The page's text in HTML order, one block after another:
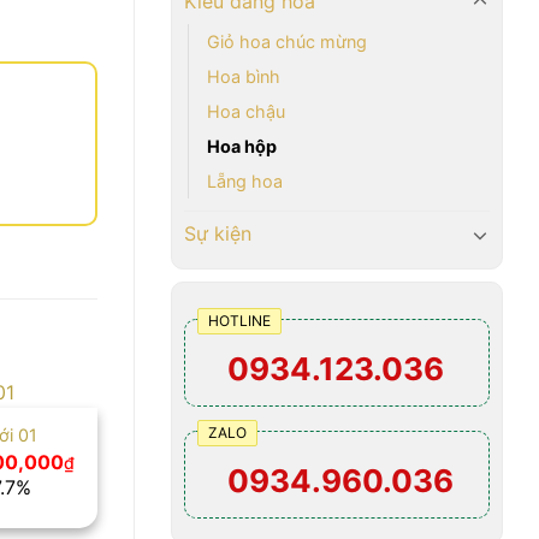
Giỏ hoa chúc mừng
Hoa bình
Hoa chậu
Hoa hộp
Lẵng hoa
Sự kiện
HOTLINE
0934.123.036
ZALO
0934.960.036
01
₫Giá
là: